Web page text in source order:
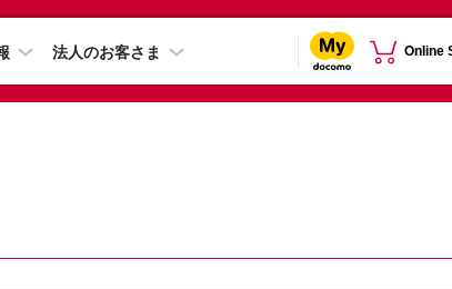
法人のお客さま Online